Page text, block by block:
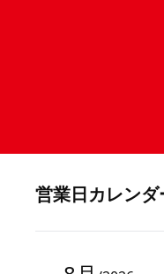
営業⽇カレンダ